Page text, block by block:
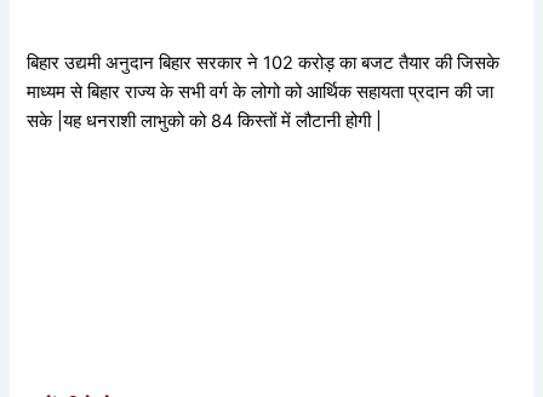
बिहार उद्यमी अनुदान बिहार सरकार ने 102 करोड़ का बजट तैयार की जिसके
माध्यम से बिहार राज्य के सभी वर्ग के लोगो को आर्थिक सहायता प्रदान की जा
सके |यह धनराशी लाभुको को 84 किस्तों में लौटानी होगी |